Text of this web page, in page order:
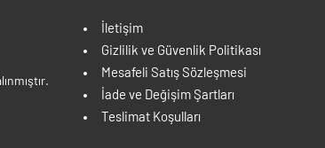
İletişim
Gizlilik ve Güvenlik Politikası
Mesafeli Satış Sözleşmesi
İade ve Değişim Şartları
Teslimat Koşulları